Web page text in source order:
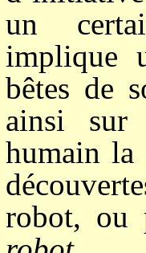
un
implique
bêtes de
ainsi sur
humain la
robot, ou